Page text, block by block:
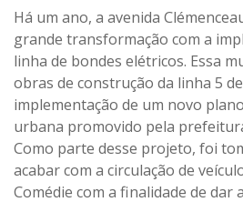
Há um ano, a avenida
grande transformação com a
linha de bondes elétricos. Essa
obras de construção da linha 5
implementação de um novo
urbana promovido pela
Como parte desse projeto, foi
acabar com a circulação de
Comédie com a finalidade de